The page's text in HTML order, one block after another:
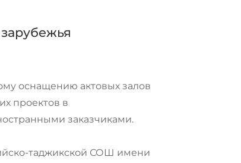
оснащению актовых залов
проектов в
заказчиками.
таджикской СОШ имени